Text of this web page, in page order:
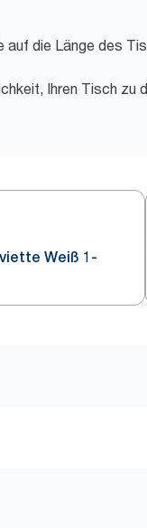
auf die Länge des
Ihren Tisch zu
Weiß 1-